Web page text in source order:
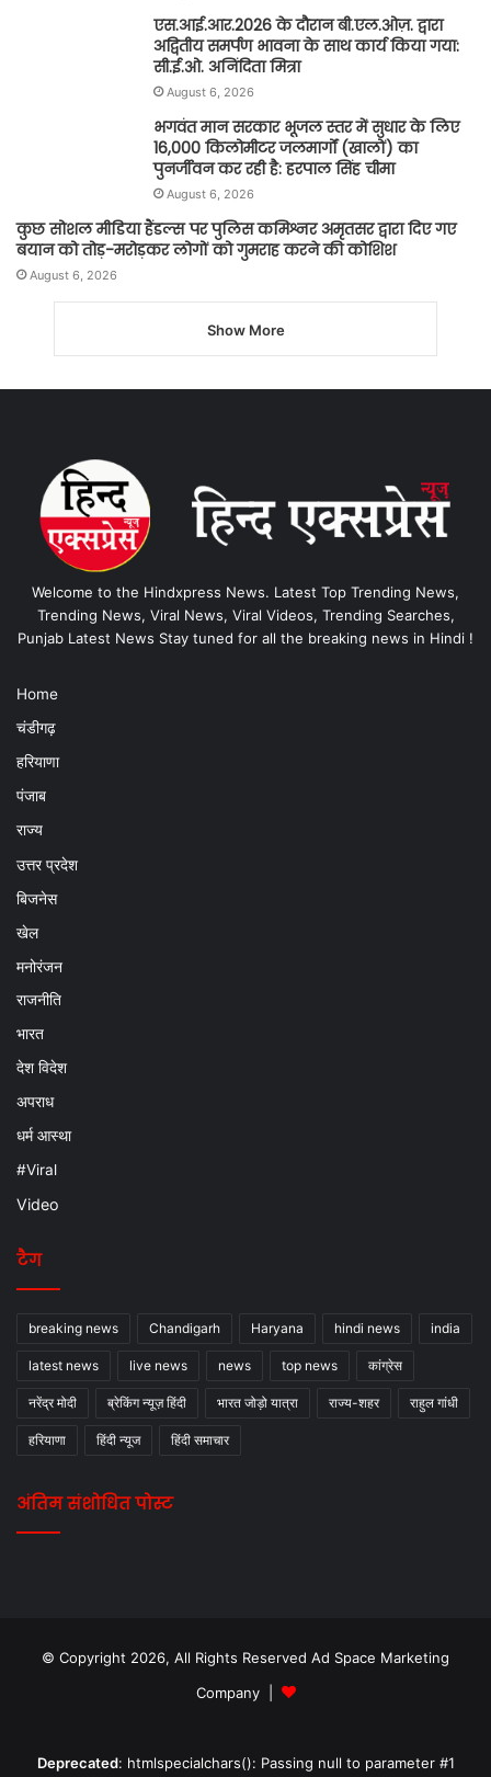
एस.आई.आर.2026 के दौरान बी.एल.ओज़. द्वारा
अद्वितीय समर्पण भावना के साथ कार्य किया गया:
सी.ई.ओ. अनिंदिता मित्रा
August 6, 2026
भगवंत मान सरकार भूजल स्तर में सुधार के लिए
16,000 किलोमीटर जलमार्गों (खालों) का
पुनर्जीवन कर रही है: हरपाल सिंह चीमा
August 6, 2026
कुछ सोशल मीडिया हैंडल्स पर पुलिस कमिश्नर अमृतसर द्वारा दिए गए
बयान को तोड़-मरोड़कर लोगों को गुमराह करने की कोशिश
August 6, 2026
Show More
Welcome to the Hindxpress News. Latest Top Trending News,
Trending News, Viral News, Viral Videos, Trending Searches,
Punjab Latest News Stay tuned for all the breaking news in Hindi !
Home
चंडीगढ़
हरियाणा
पंजाब
राज्य
उत्तर प्रदेश
बिजनेस
खेल
मनोरंजन
राजनीति
भारत
देश विदेश
अपराध
धर्म आस्था
#Viral
Video
टैग
breaking news Chandigarh Haryana hindi news india
latest news live news news top news कांग्रेस
नरेंद्र मोदी ब्रेकिंग न्यूज़ हिंदी भारत जोड़ो यात्रा राज्य-शहर राहुल गांधी
हरियाणा हिंदी न्यूज हिंदी समाचार
अंतिम संशोधित पोस्ट
© Copyright 2026, All Rights Reserved Ad Space Marketing
Company |
Deprecated: htmlspecialchars(): Passing null to parameter #1